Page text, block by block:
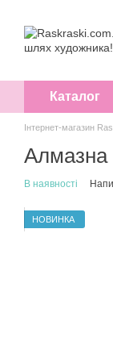
Каталог
Інтернет-магазин
Алмазна
В наявності
НОВИНКА